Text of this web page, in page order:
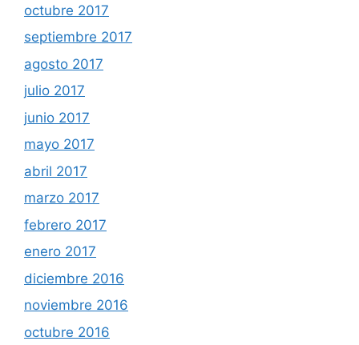
octubre 2017
septiembre 2017
agosto 2017
julio 2017
junio 2017
mayo 2017
abril 2017
marzo 2017
febrero 2017
enero 2017
diciembre 2016
noviembre 2016
octubre 2016